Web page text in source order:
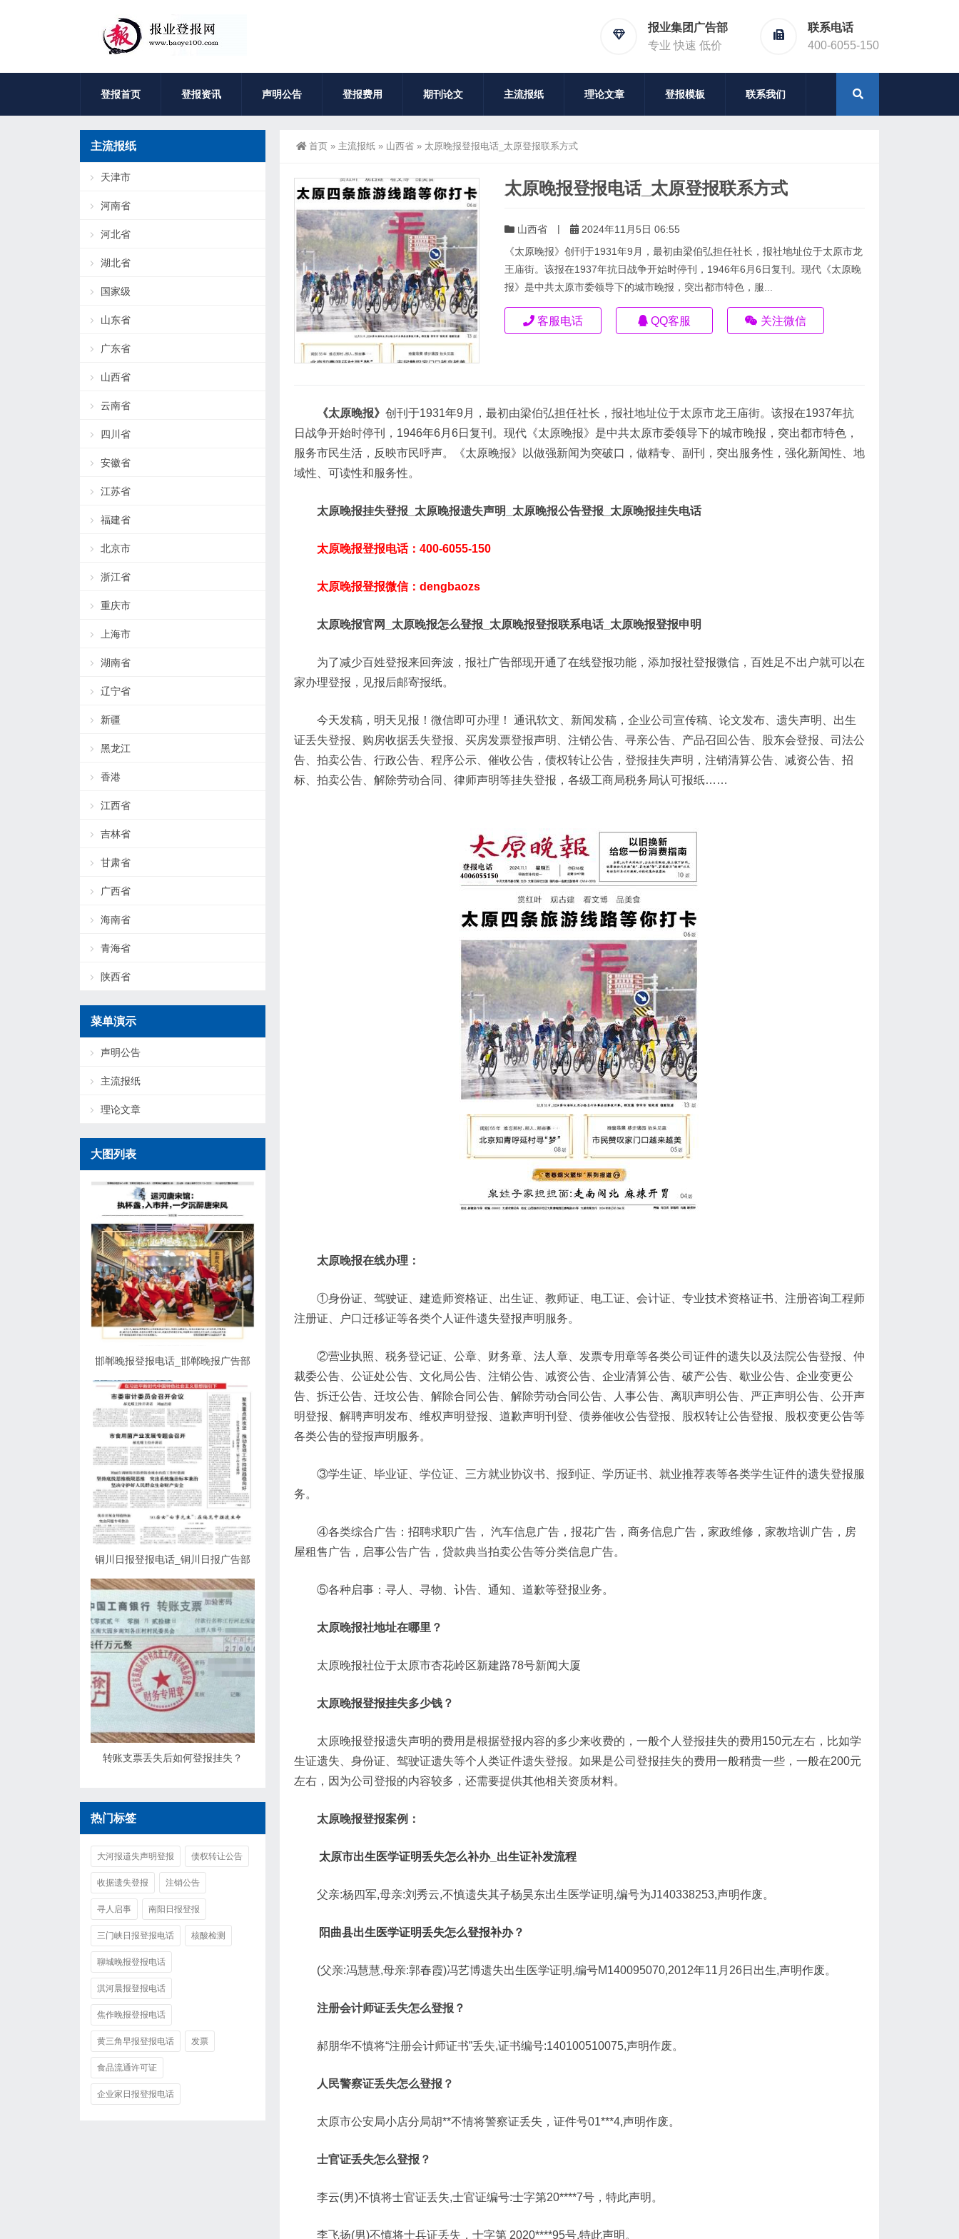
报业集团广告部
专业 快速 低价
联系电话
400-6055-150
登报首页 登报资讯 声明公告 登报费用 期刊论文 主流报纸 理论文章 登报模板 联系我们
首页 » 主流报纸 » 山西省 » 太原晚报登报电话_太原登报联系方式
太原晚报登报电话_太原登报联系方式
山西省 |
2024年11月5日 06:55
《‌太原晚报》创刊于1931年9月，最初由‌梁伯弘担任社长，报社地址位于太原市龙
王庙街。该报在1937年抗日战争开始时停刊，1946年6月6日复刊。现代《太原晚
报》是‌中共太原市委领导下的城市晚报，突出都市特色，服...
客服电话 QQ客服 关注微信
《‌太原晚报》 创刊于1931年9月，最初由‌梁伯弘担任社长，报社地址位于太原市龙王庙街。该报在1937年抗
日战争开始时停刊，1946年6月6日复刊。现代《太原晚报》是‌中共太原市委领导下的城市晚报，突出都市特色，
服务市民生活，反映市民呼声。《太原晚报》以做强新闻为突破口，做精专、副刊，突出服务性，强化新闻性、地
域性、可读性和服务性。
太原晚报挂失登报_太原晚报遗失声明_太原晚报公告登报_太原晚报挂失电话
太原晚报登报电话：400-6055-150
太原晚报登报微信：dengbaozs
太原晚报官网_太原晚报怎么登报_太原晚报登报联系电话_太原晚报登报申明
为了减少百姓登报来回奔波，报社广告部现开通了在线登报功能，添加报社登报微信，百姓足不出户就可以在
家办理登报，见报后邮寄报纸。
今天发稿，明天见报！微信即可办理！ 通讯软文、新闻发稿，企业公司宣传稿、论文发布、遗失声明、出生
证丢失登报、购房收据丢失登报、买房发票登报声明、注销公告、寻亲公告、产品召回公告、股东会登报、司法公
告、拍卖公告、行政公告、程序公示、催收公告，债权转让公告，登报挂失声明，注销清算公告、减资公告、招
标、拍卖公告、解除劳动合同、律师声明等挂失登报，各级工商局税务局认可报纸……
太原晚报在线办理：
①身份证、驾驶证、建造师资格证、出生证、教师证、电工证、会计证、专业技术资格证书、注册咨询工程师
注册证、户口迁移证等各类个人证件遗失登报声明服务。
②营业执照、税务登记证、公章、财务章、法人章、发票专用章等各类公司证件的遗失以及法院公告登报、仲
裁委公告、公证处公告、文化局公告、注销公告、减资公告、企业清算公告、破产公告、歇业公告、企业变更公
告、拆迁公告、迁坟公告、解除合同公告、解除劳动合同公告、人事公告、离职声明公告、严正声明公告、公开声
明登报、解聘声明发布、维权声明登报、道歉声明刊登、债券催收公告登报、股权转让公告登报、股权变更公告等
各类公告的登报声明服务。
③学生证、毕业证、学位证、三方就业协议书、报到证、学历证书、就业推荐表等各类学生证件的遗失登报服
务。
④各类综合广告：招聘求职广告， 汽车信息广告，报花广告，商务信息广告，家政维修，家教培训广告，房
屋租售广告，启事公告广告，贷款典当拍卖公告等分类信息广告。
⑤各种启事：寻人、寻物、讣告、通知、道歉等登报业务。
太原晚报社地址在哪里？
太原晚报社位于太原市杏花岭区新建路78号新闻大厦
太原晚报登报挂失多少钱？
太原晚报登报遗失声明的费用是根据登报内容的多少来收费的，一般个人登报挂失的费用150元左右，比如学
生证遗失、身份证、驾驶证遗失等个人类证件遗失登报。如果是公司登报挂失的费用一般稍贵一些，一般在200元
左右，因为公司登报的内容较多，还需要提供其他相关资质材料。
太原晚报登报案例：
太原市出生医学证明丢失怎么补办_出生证补发流程
父亲:杨四军,母亲:刘秀云,不慎遗失其子杨昊东出生医学证明,编号为J140338253,声明作废。
阳曲县出生医学证明丢失怎么登报补办？
(父亲:冯慧慧,母亲:郭春霞)冯艺博遗失出生医学证明,编号M140095070,2012年11月26日出生,声明作废。
注册会计师证丢失怎么登报？
郝朋华不慎将“注册会计师证书”丢失,证书编号:140100510075,声明作废。
人民警察证丢失怎么登报？
太原市公安局小店分局胡**不情将警察证丢失，证件号01***4,声明作废。
士官证丢失怎么登报？
李云(男)不慎将士官证丢失,士官证编号:士字第20****7号，特此声明。
李飞扬(男)不慎将士兵证丢失，士字第 2020****95号,特此声明。
主流报纸
天津市
河南省
河北省
湖北省
国家级
山东省
广东省
山西省
云南省
四川省
安徽省
江苏省
福建省
北京市
浙江省
重庆市
上海市
湖南省
辽宁省
新疆
黑龙江
香港
江西省
吉林省
甘肃省
广西省
海南省
青海省
陕西省
菜单演示
声明公告
主流报纸
理论文章
大图列表
邯郸晚报登报电话_邯郸晚报广告部
铜川日报登报电话_铜川日报广告部
转账支票丢失后如何登报挂失？
热门标签
大河报遗失声明登报 债权转让公告
收据遗失登报 注销公告
寻人启事 南阳日报登报
三门峡日报登报电话 核酸检测
聊城晚报登报电话
淇河晨报登报电话
焦作晚报登报电话
黄三角早报登报电话 发票
食品流通许可证
企业家日报登报电话